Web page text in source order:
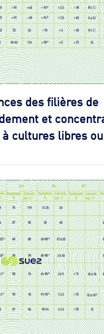
des filières de
et
cultures libres ou